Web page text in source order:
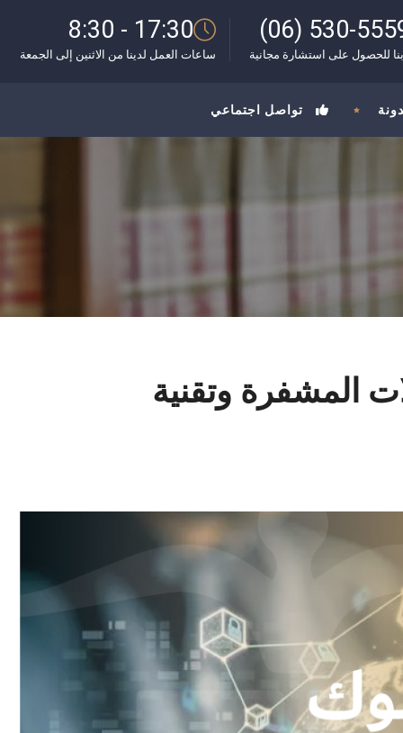
8:30 - 17:30
ساعات العمل لدينا من الاثنين إلى الجمعة
(06) 530-
للحصول على استشارة مجانية
تواصل اجتماعي
المشفرة وتقنية